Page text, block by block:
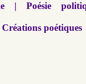
| Poésie
poétiques